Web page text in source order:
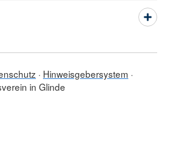
Hinweisgebersystem
in Glinde